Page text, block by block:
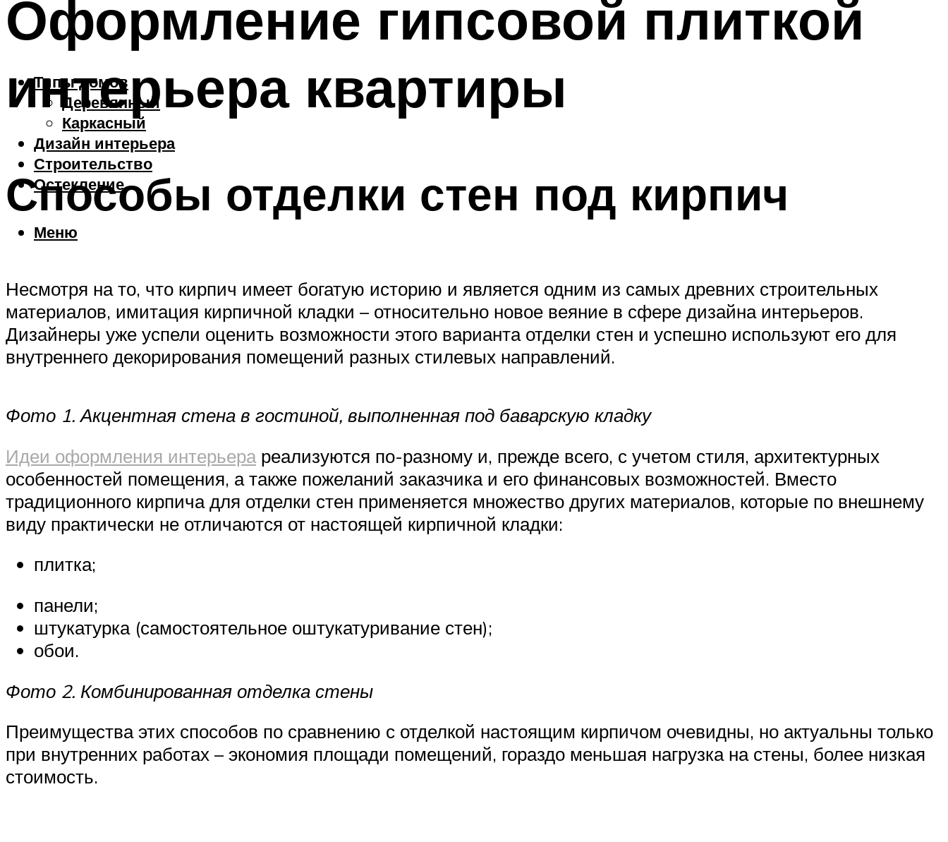
Типы домов
Деревянный
Каркасный
Дизайн интерьера
Строительство
Остекление
Меню
Оформление гипсовой плиткой
интерьера квартиры
Способы отделки стен под кирпич
Несмотря на то, что кирпич имеет богатую историю и является одним из самых древних строительных
материалов, имитация кирпичной кладки – относительно новое веяние в сфере дизайна интерьеров.
Дизайнеры уже успели оценить возможности этого варианта отделки стен и успешно используют его для
внутреннего декорирования помещений разных стилевых направлений.
Фото 1. Акцентная стена в гостиной, выполненная под баварскую кладку
Идеи оформления интерьерареализуются по-разному и, прежде всего, с учетом стиля, архитектурных
особенностей помещения, а также пожеланий заказчика и его финансовых возможностей. Вместо
традиционного кирпича для отделки стен применяется множество других материалов, которые по внешнему
виду практически не отличаются от настоящей кирпичной кладки:
плитка;
панели;
штукатурка (самостоятельное оштукатуривание стен);
обои.
Фото 2. Комбинированная отделка стены
Преимущества этих способов по сравнению с отделкой настоящим кирпичом очевидны, но актуальны только
при внутренних работах – экономия площади помещений, гораздо меньшая нагрузка на стены, более низкая
стоимость.